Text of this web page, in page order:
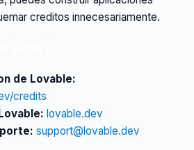
creditos innecesariamente.
de Lovable:
credits
lovable.dev
support@lovable.dev